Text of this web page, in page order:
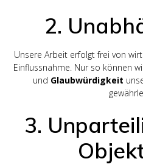
2.
Unsere Arbeit erfolgt frei von
Einflussnahme. Nur so können
und Glaubwürdigkeit
3.